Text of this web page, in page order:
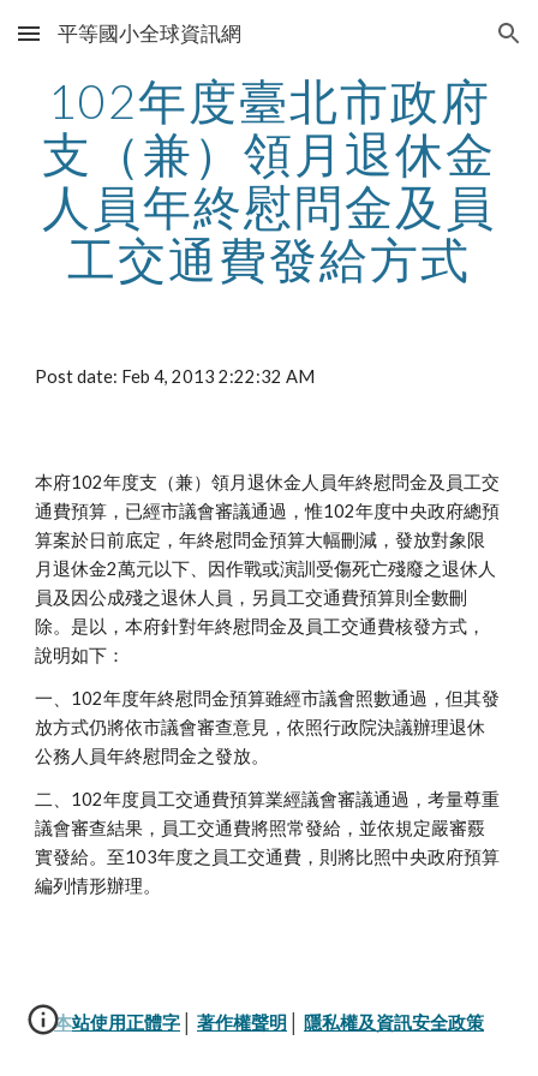
Skip to main content Skip to navigation
平等國小全球資訊網
102年度臺北市政府
支（兼）領月退休金
人員年終慰問金及員
工交通費發給方式
Post date: Feb 4, 2013 2:22:32 AM
本府102年度支（兼）領月退休金人員年終慰問金及員工交
通費預算，已經市議會審議通過，惟102年度中央政府總預
算案於日前底定，年終慰問金預算大幅刪減，發放對象限
月退休金2萬元以下、因作戰或演訓受傷死亡殘廢之退休人
員及因公成殘之退休人員，另員工交通費預算則全數刪
除。是以，本府針對年終慰問金及員工交通費核發方式，
說明如下：
一、102年度年終慰問金預算雖經市議會照數通過，但其發
放方式仍將依市議會審查意見，依照行政院決議辦理退休
公務人員年終慰問金之發放。
二、102年度員工交通費預算業經議會審議通過，考量尊重
議會審查結果，員工交通費將照常發給，並依規定嚴審覈
實發給。至103年度之員工交通費，則將比照中央政府預算
編列情形辦理。
本站使用正體字 著作權聲明 隱私權及資訊安全政策